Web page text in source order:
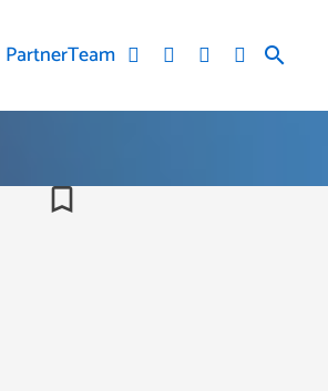
search
PartnerTeam
bookmark_border